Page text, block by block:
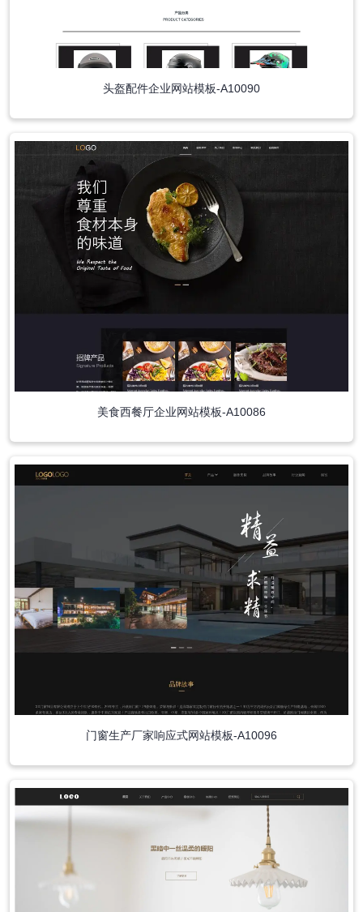
头盔配件企业网站模板-A10090
美食西餐厅企业网站模板-A10086
门窗生产厂家响应式网站模板-A10096